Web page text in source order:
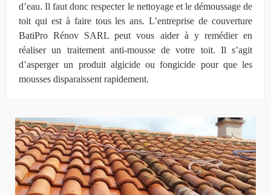
d’eau. Il faut donc respecter le nettoyage et le démoussage de
toit qui est à faire tous les ans. L’entreprise de couverture
BatiPro Rénov SARL peut vous aider à y remédier en
réaliser un traitement anti-mousse de votre toit. Il s’agit
d’asperger un produit algicide ou fongicide pour que les
mousses disparaissent rapidement.